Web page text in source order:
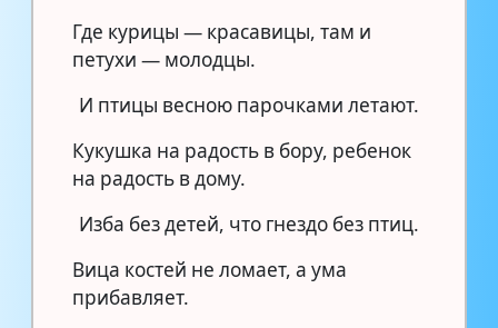
Где курицы — красавицы, там и
петухи — молодцы.
И птицы весною парочками летают.
Кукушка на радость в бору, ребенок
на радость в дому.
Изба без детей, что гнездо без птиц.
Вица костей не ломает, а ума
прибавляет.